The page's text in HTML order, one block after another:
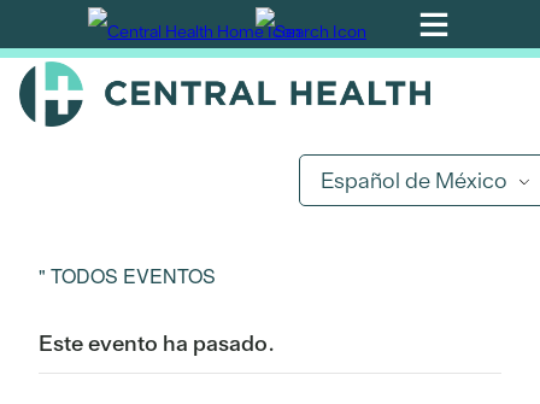
Ir
al
contenido
Español de México
" TODOS EVENTOS
Este evento ha pasado.